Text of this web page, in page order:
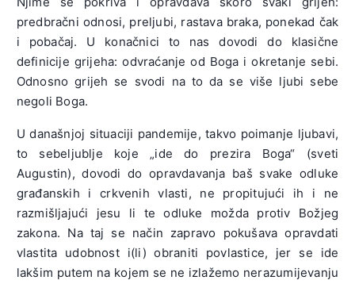
predbračni odnosi, preljubi, rastava braka, ponekad čak
i pobačaj. U konačnici to nas dovodi do klasične
definicije grijeha: odvraćanje od Boga i okretanje sebi.
Odnosno grijeh se svodi na to da se više ljubi sebe
negoli Boga.
U današnjoj situaciji pandemije, takvo poimanje ljubavi,
to sebeljublje koje „ide do prezira Boga“ (sveti
Augustin), dovodi do opravdavanja baš svake odluke
građanskih i crkvenih vlasti, ne propitujući ih i ne
razmišljajući jesu li te odluke možda protiv Božjeg
zakona. Na taj se način zapravo pokušava opravdati
vlastita udobnost i(li) obraniti povlastice, jer se ide
lakšim putem na kojem se ne izlažemo nerazumijevanju